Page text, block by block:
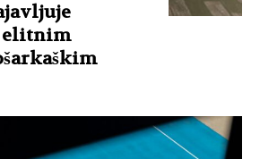
elitnim